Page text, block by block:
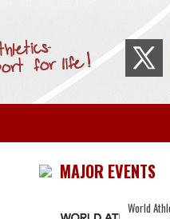
MAJOR EVENTS
World